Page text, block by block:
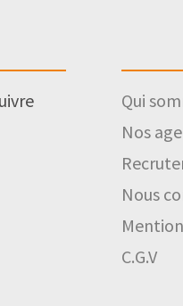
Qui
Nos
Nous
C.G.V